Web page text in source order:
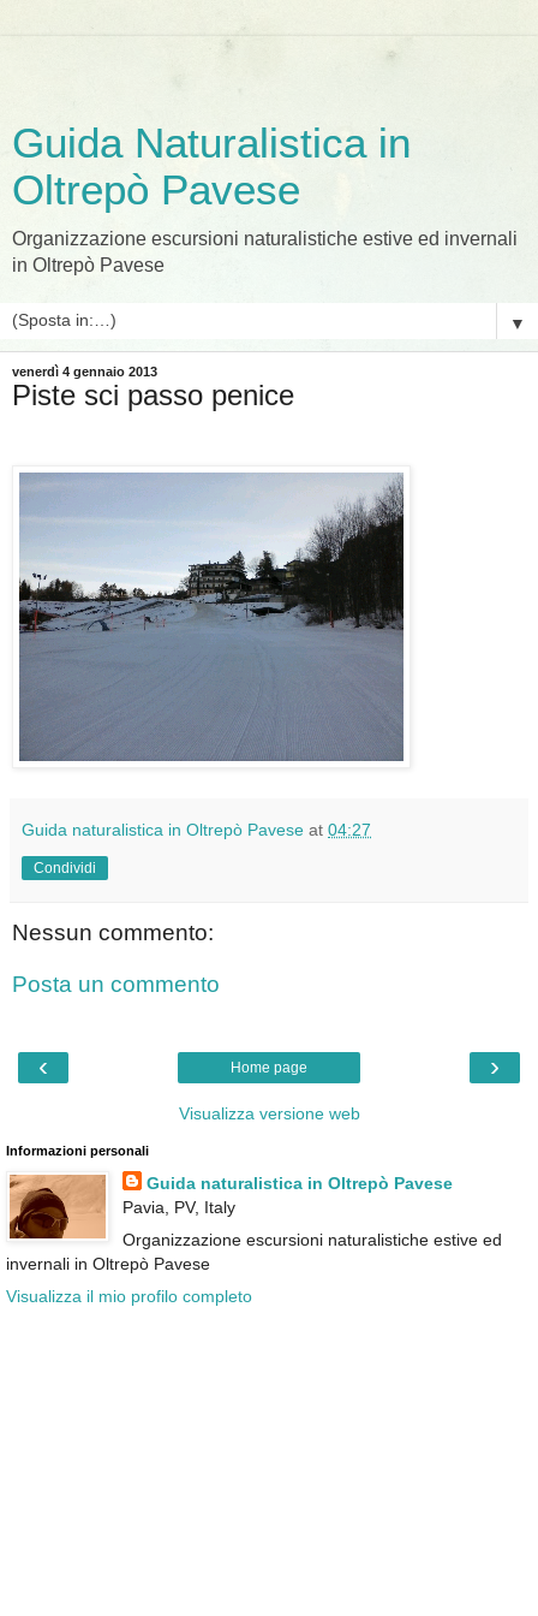
Guida Naturalistica in
Oltrepò Pavese
Organizzazione escursioni naturalistiche estive ed invernali
in Oltrepò Pavese
▼
venerdì 4 gennaio 2013
Piste sci passo penice
Guida naturalistica in Oltrepò Pavese at 04:27
Condividi
Nessun commento:
Posta un commento
‹ ›
Home page
Visualizza versione web
Informazioni personali
Guida naturalistica in Oltrepò Pavese
Pavia, PV, Italy
Organizzazione escursioni naturalistiche estive ed
invernali in Oltrepò Pavese
Visualizza il mio profilo completo